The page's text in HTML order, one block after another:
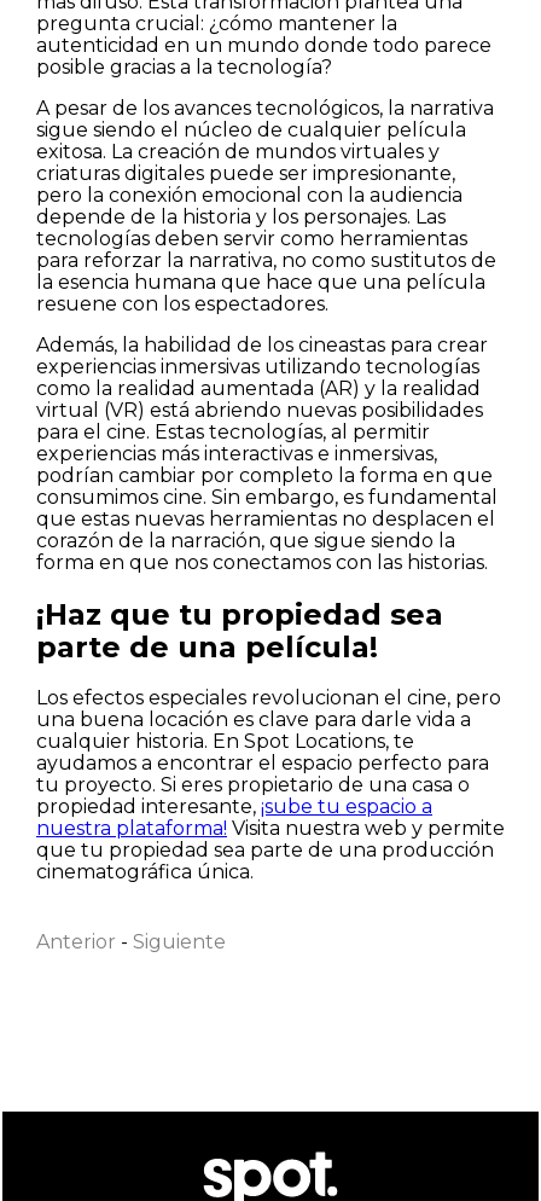
Nombre
He leído y acepto la Política de privacidad
pregunta crucial: ¿cómo mantener la
autenticidad en un mundo donde todo parece
posible gracias a la tecnología?
A pesar de los avances tecnológicos, la narrativa
sigue siendo el núcleo de cualquier película
exitosa. La creación de mundos virtuales y
criaturas digitales puede ser impresionante,
pero la conexión emocional con la audiencia
depende de la historia y los personajes. Las
tecnologías deben servir como herramientas
para reforzar la narrativa, no como sustitutos de
la esencia humana que hace que una película
resuene con los espectadores.
Además, la habilidad de los cineastas para crear
experiencias inmersivas utilizando tecnologías
como la realidad aumentada (AR) y la realidad
virtual (VR) está abriendo nuevas posibilidades
para el cine. Estas tecnologías, al permitir
experiencias más interactivas e inmersivas,
podrían cambiar por completo la forma en que
consumimos cine. Sin embargo, es fundamental
que estas nuevas herramientas no desplacen el
corazón de la narración, que sigue siendo la
forma en que nos conectamos con las historias.
¡Haz que tu propiedad sea
parte de una película!
Los efectos especiales revolucionan el cine, pero
una buena locación es clave para darle vida a
cualquier historia. En Spot Locations, te
ayudamos a encontrar el espacio perfecto para
tu proyecto. Si eres propietario de una casa o
propiedad interesante, ¡sube tu espacio a
nuestra plataforma! Visita nuestra web y permite
que tu propiedad sea parte de una producción
cinematográfica única.
Anterior - Siguiente